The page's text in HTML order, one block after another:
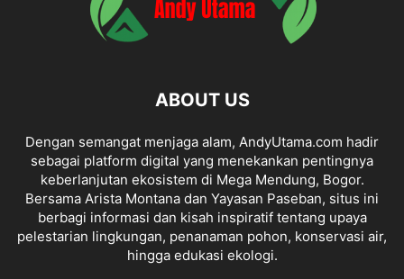
ABOUT US
Dengan semangat menjaga alam, AndyUtama.com hadir
sebagai platform digital yang menekankan pentingnya
keberlanjutan ekosistem di Mega Mendung, Bogor.
Bersama Arista Montana dan Yayasan Paseban, situs ini
berbagi informasi dan kisah inspiratif tentang upaya
pelestarian lingkungan, penanaman pohon, konservasi air,
hingga edukasi ekologi.